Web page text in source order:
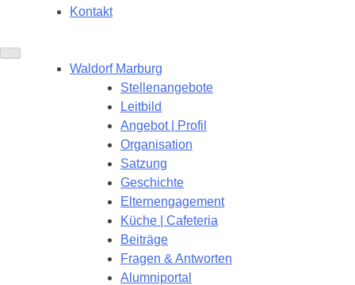
Kontakt
Waldorf Marburg
Stellenangebote
Leitbild
Angebot | Profil
Organisation
Satzung
Geschichte
Elternengagement
Küche | Cafeteria
Beiträge
Fragen & Antworten
Alumniportal